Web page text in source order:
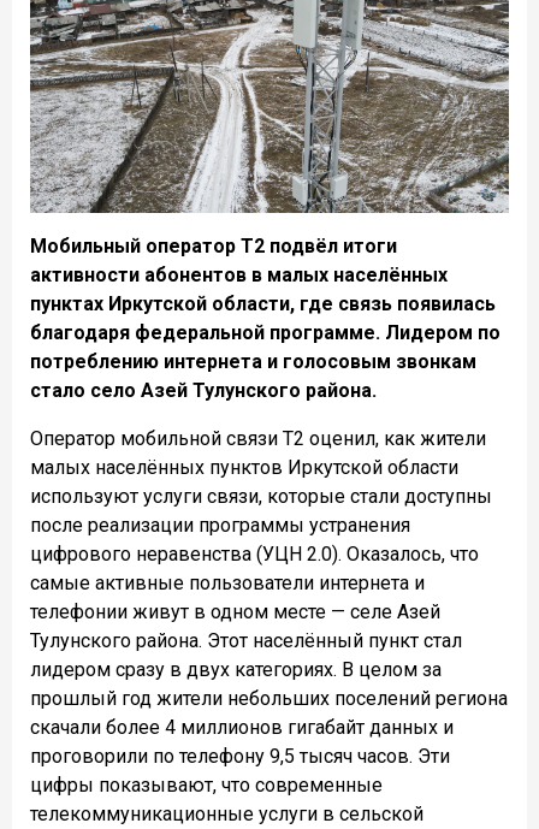
Мобильный оператор Т2 подвёл итоги
активности абонентов в малых населённых
пунктах Иркутской области, где связь появилась
благодаря федеральной программе. Лидером по
потреблению интернета и голосовым звонкам
стало село Азей Тулунского района.
Оператор мобильной связи Т2 оценил, как жители
малых населённых пунктов Иркутской области
используют услуги связи, которые стали доступны
после реализации программы устранения
цифрового неравенства (УЦН 2.0). Оказалось, что
самые активные пользователи интернета и
телефонии живут в одном месте — селе Азей
Тулунского района. Этот населённый пункт стал
лидером сразу в двух категориях. В целом за
прошлый год жители небольших поселений региона
скачали более 4 миллионов гигабайт данных и
проговорили по телефону 9,5 тысяч часов. Эти
цифры показывают, что современные
телекоммуникационные услуги в сельской